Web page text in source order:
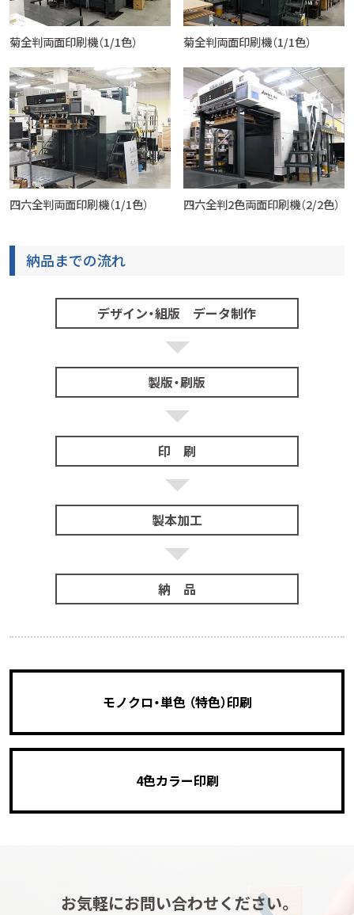
菊全判両面印刷機（1/1色） 菊全判両面印刷機（1/1色）
四六全判両面印刷機（1/1色） 四六全判2色両面印刷機（2/2色）
納品までの流れ
デザイン・組版 データ制作
製版・刷版
印 刷
製本加工
納 品
モノクロ・単色 （特色）印刷
4色カラー印刷
お気軽にお問い合わせください。